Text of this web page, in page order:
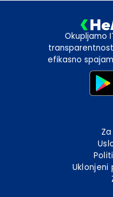
Okupljamo
efikasno